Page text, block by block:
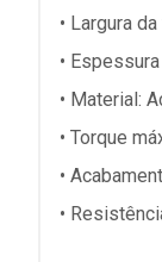
• Largura
•
• Material:
• Torque
•
•